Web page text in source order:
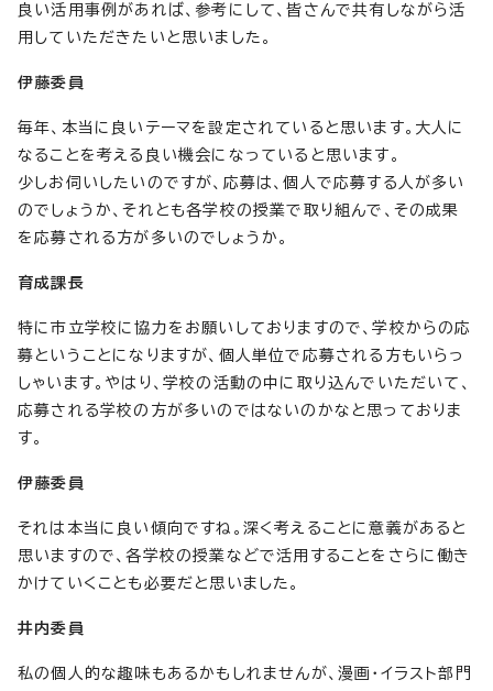
良い活用事例があれば、参考にして、皆さんで共有しながら活
用していただきたいと思いました。
伊藤委員
毎年、本当に良いテーマを設定されていると思います。大人に
なることを考える良い機会になっていると思います。
少しお伺いしたいのですが、応募は、個人で応募する人が多い
のでしょうか、それとも各学校の授業で取り組んで、その成果
を応募される方が多いのでしょうか。
育成課長
特に市立学校に協力をお願いしておりますので、学校からの応
募ということになりますが、個人単位で応募される方もいらっ
しゃいます。やはり、学校の活動の中に取り込んでいただいて、
応募される学校の方が多いのではないのかなと思っておりま
す。
伊藤委員
それは本当に良い傾向ですね。深く考えることに意義があると
思いますので、各学校の授業などで活用することをさらに働き
かけていくことも必要だと思いました。
井内委員
私の個人的な趣味もあるかもしれませんが、漫画・イラスト部門